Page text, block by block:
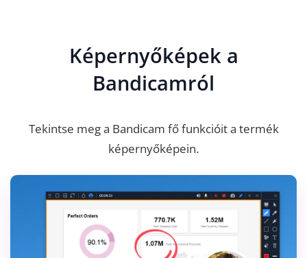
Képernyőképek a
Bandicamról
Tekintse meg a Bandicam fő funkcióit a termék
képernyőképein.